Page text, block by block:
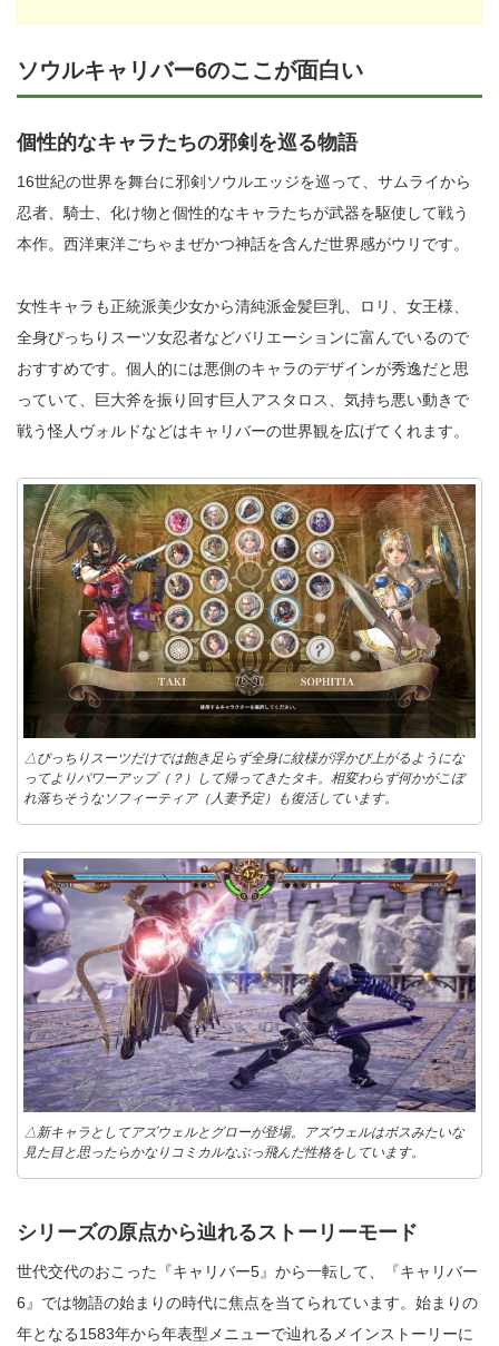
ソウルキャリバー6のここが面白い
個性的なキャラたちの邪剣を巡る物語
16世紀の世界を舞台に邪剣ソウルエッジを巡って、サムライから
忍者、騎士、化け物と個性的なキャラたちが武器を駆使して戦う
本作。西洋東洋ごちゃまぜかつ神話を含んだ世界感がウリです。
女性キャラも正統派美少女から清純派金髪巨乳、ロリ、女王様、
全身ぴっちりスーツ女忍者などバリエーションに富んでいるので
おすすめです。個人的には悪側のキャラのデザインが秀逸だと思
っていて、巨大斧を振り回す巨人アスタロス、気持ち悪い動きで
戦う怪人ヴォルドなどはキャリバーの世界観を広げてくれます。
△ぴっちりスーツだけでは飽き足らず全身に紋様が浮かび上がるようにな
ってよりパワーアップ（？）して帰ってきたタキ。相変わらず何かがこぼ
れ落ちそうなソフィーティア（人妻予定）も復活しています。
△新キャラとしてアズウェルとグローが登場。アズウェルはボスみたいな
見た目と思ったらかなりコミカルなぶっ飛んだ性格をしています。
シリーズの原点から辿れるストーリーモード
世代交代のおこった『キャリバー5』から一転して、『キャリバー
6』では物語の始まりの時代に焦点を当てられています。始まりの
年となる1583年から年表型メニューで辿れるメインストーリーに